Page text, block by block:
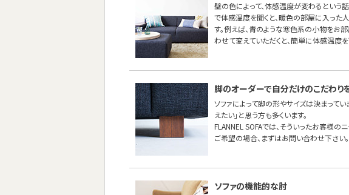
壁の色によって、体感温度が変わるとい
で体感温度を聞くと、暖色の部屋に入っ
す。例えば、青のような寒色系の小物をお
わせて変えていただくと、簡単に体感温度
脚のオーダーで自分だけのこだわり
ソファによって脚の形やサイズは決まって
えたい」と思う方も多くいます。
FLANNEL SOFAでは、そういったお客様の
ご希望の場合、まずはお問い合わせ下さい
ソファの機能的な肘